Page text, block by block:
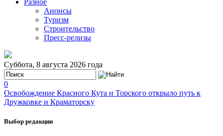
Разное
Анонсы
Туризм
Строительство
Пресс-релизы
Суббота, 8 августа 2026 года
0
Освобождение Красного Кута и Торского открыло путь к
Дружковке и Краматорску
Выбор редакции